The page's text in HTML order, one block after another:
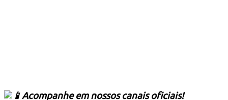
Acompanhe em nossos canais oficiais!